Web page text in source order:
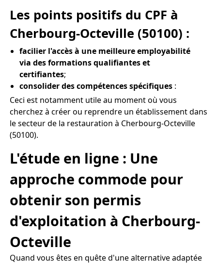
Les points positifs du CPF à
Cherbourg-Octeville (50100) :
facilier l'accès à une meilleure employabilité
via des formations qualifiantes et
certifiantes;
consolider des compétences spécifiques :
Ceci est notamment utile au moment où vous
cherchez à créer ou reprendre un établissement dans
le secteur de la restauration à Cherbourg-Octeville
(50100).
L'étude en ligne : Une
approche commode pour
obtenir son permis
d'exploitation à Cherbourg-
Octeville
Quand vous êtes en quête d'une alternative adaptée